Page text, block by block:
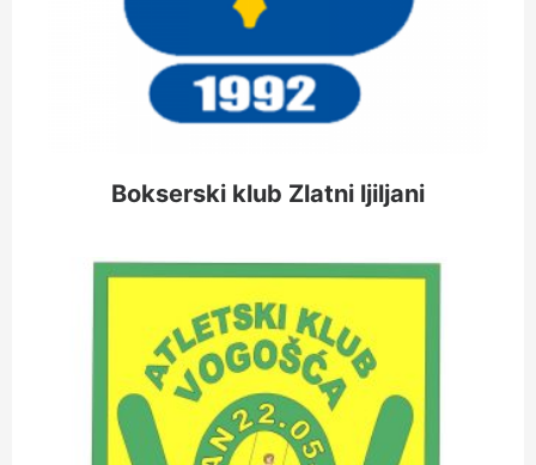
Bokserski klub Zlatni ljiljani